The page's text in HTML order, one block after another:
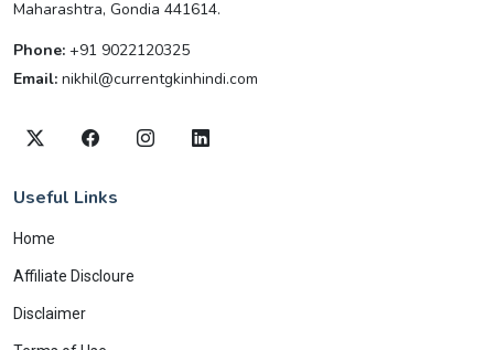
Maharashtra, Gondia 441614.
Phone: +91 9022120325
Email: nikhil@currentgkinhindi.com
Useful Links
Home
Affiliate Discloure
Disclaimer